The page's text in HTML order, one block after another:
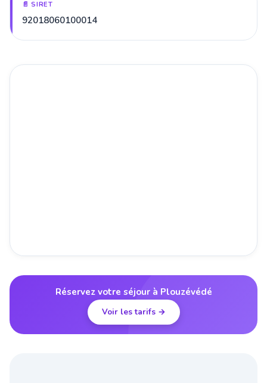
📄 SIRET
92018060100014
Réservez votre séjour à Plouzévédé
Voir les tarifs →